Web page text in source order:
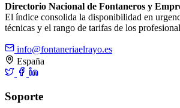
Directorio Nacional de Fontaneros y
El índice consolida la disponibilidad en
técnicas y el rango de tarifas de los
info@fontaneriaelrayo.es
España
Soporte